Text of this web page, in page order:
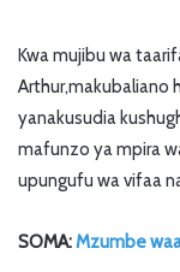
Kwa mujibu wa
Arthur,makubaliano
yanakusudia
mafunzo ya mpira
upungufu wa vifaa
SOMA:Mzumbe